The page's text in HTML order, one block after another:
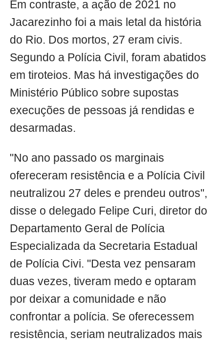
Em contraste, a ação de 2021 no
Jacarezinho foi a mais letal da história
do Rio. Dos mortos, 27 eram civis.
Segundo a Polícia Civil, foram abatidos
em tiroteios. Mas há investigações do
Ministério Público sobre supostas
execuções de pessoas já rendidas e
desarmadas.
"No ano passado os marginais
ofereceram resistência e a Polícia Civil
neutralizou 27 deles e prendeu outros",
disse o delegado Felipe Curi, diretor do
Departamento Geral de Polícia
Especializada da Secretaria Estadual
de Polícia Civi. "Desta vez pensaram
duas vezes, tiveram medo e optaram
por deixar a comunidade e não
confrontar a polícia. Se oferecessem
resistência, seriam neutralizados mais